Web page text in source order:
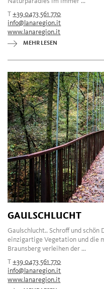
T+39 0473 561 770
info@lanaregion.it
www.lanaregion.it
MEHR LESEN
GAULSCHLUCHT
Gaulschlucht.. Schroff und
einzigartige Vegetation und die
Braunsberg verleihen der ...
T+39 0473 561 770
info@lanaregion.it
www.lanaregion.it